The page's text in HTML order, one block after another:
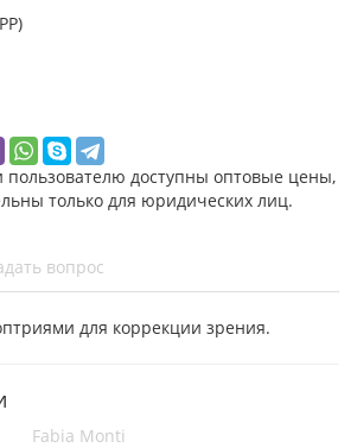
пользователю доступны оптовые цены,
только для юридических лиц.
вопрос
для коррекции зрения.
Fabia Monti